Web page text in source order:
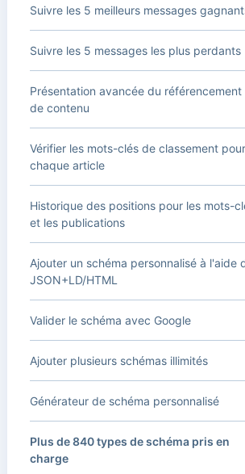
Suivre les 5 meilleurs messages
Suivre les 5 messages les plus perdants
Présentation avancée du référencement
de contenu
Vérifier les mots-clés de classement pour
chaque article
Historique des positions pour les mots-
et les publications
Ajouter un schéma personnalisé à l'aide
JSON+LD/HTML
Valider le schéma avec Google
Ajouter plusieurs schémas illimités
Générateur de schéma personnalisé
Plus de 840 types de schéma pris en
charge